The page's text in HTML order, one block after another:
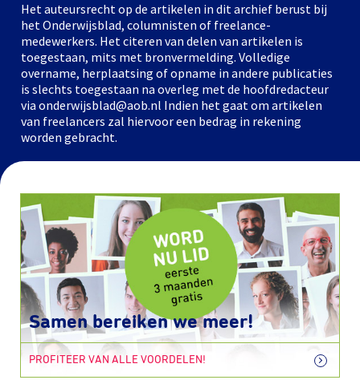
Het auteursrecht op de artikelen in dit archief berust bij
het Onderwijsblad, columnisten of freelance-
medewerkers. Het citeren van delen van artikelen is
toegestaan, mits met bronvermelding. Volledige
overname, herplaatsing of opname in andere publicaties
is slechts toegestaan na overleg met de hoofdredacteur
via onderwijsblad@aob.nl Indien het gaat om artikelen
van freelancers zal hiervoor een bedrag in rekening
worden gebracht.
Samen bereiken we meer!
PROFITEER VAN ALLE VOORDELEN!